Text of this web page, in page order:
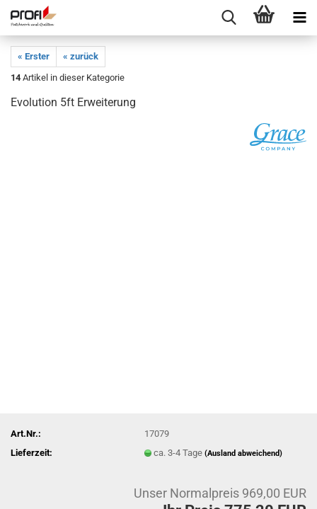
« Erster
« zurück
14 Artikel in dieser Kategorie
Evolution 5ft Erweiterung
Art.Nr.:
17079
Lieferzeit:
ca. 3-4 Tage(Ausland abweichend)
Unser Normalpreis 969,00 EUR